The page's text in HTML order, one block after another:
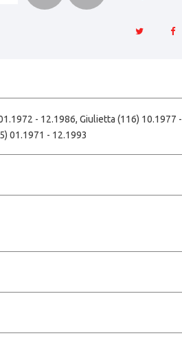
- 12.1986, Giulietta (116) 10.1977 -
01.1971 - 12.1993